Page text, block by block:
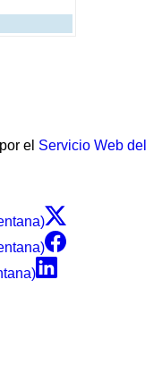
el Servicio Web del